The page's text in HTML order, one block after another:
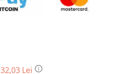
Lei